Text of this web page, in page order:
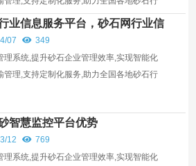
业信息服务平台，砂石网行业信
台有哪些
07
349
理系统,提升砂石企业管理效率,实现智能化
管理,支持定制化服务,助力全国各地砂石行
智慧监控平台优势
12
769
理系统,提升砂石企业管理效率,实现智能化